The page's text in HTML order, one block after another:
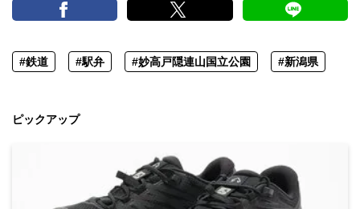
#鉄道 #駅弁 #妙高戸隠連山国立公園 #新潟県
ピックアップ